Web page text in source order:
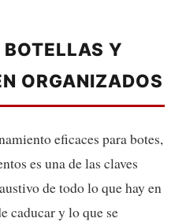
Y
ORGANIZADOS
eficaces para botes,
es una de las claves
de todo lo que hay en
caducar y lo que se